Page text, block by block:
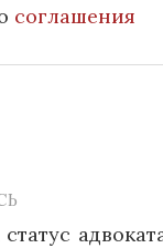
соглашения